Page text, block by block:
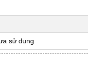
sử dụng